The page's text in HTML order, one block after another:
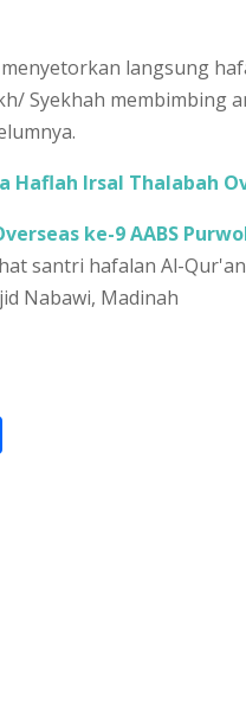
langsung
Syekhah membimbing
Haflah Irsal Thalabah
ke-9 AABS